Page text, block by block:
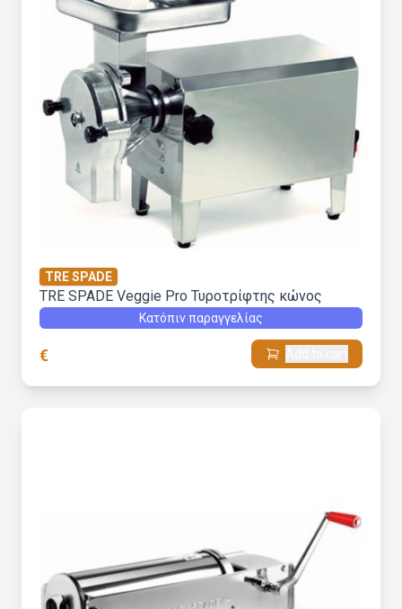
TRE SPADE
TRE SPADE Veggie Pro Τυροτρίφτης κώνος
Κατόπιν παραγγελίας
€